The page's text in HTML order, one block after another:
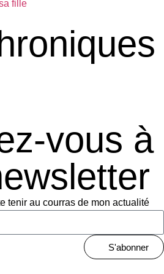
fille
vous à
tenir au courras de mon actualité
S'abonner